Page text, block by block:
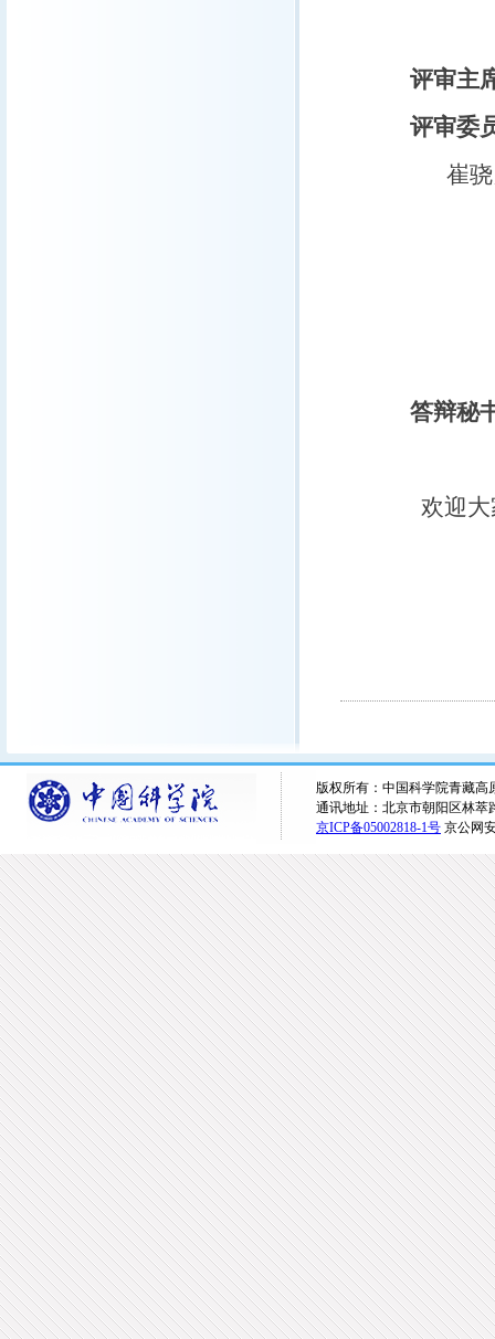
评审主
评审委
崔骁勇
答辩秘
欢迎
版权所有：中国科学院青藏高
通讯地址：北京市朝阳区林萃
京ICP备05002818-1号 京公网